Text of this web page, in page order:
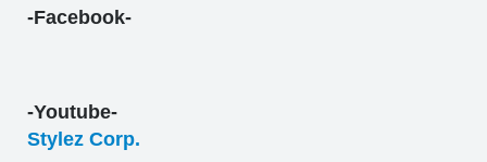
-Facebook-
-Youtube-
Stylez Corp.